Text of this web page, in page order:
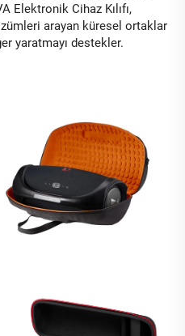
Elektronik Cihaz Kılıfı,
arayan küresel ortaklar
yaratmayı destekler.